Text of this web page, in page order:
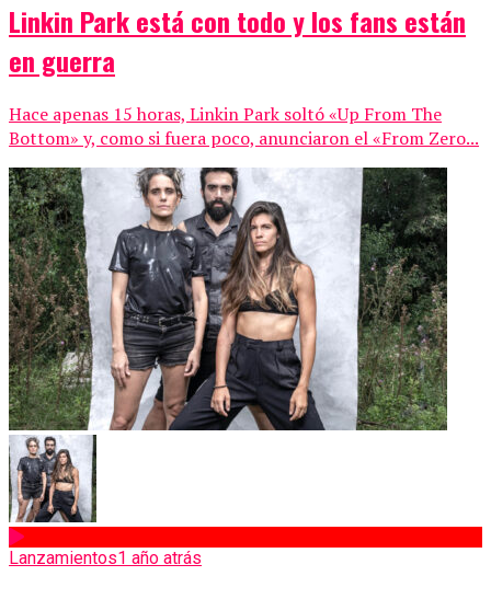
Linkin Park está con todo y los fans están
en guerra
Hace apenas 15 horas, Linkin Park soltó «Up From The
Bottom» y, como si fuera poco, anunciaron el «From Zero...
Lanzamientos1 año atrás